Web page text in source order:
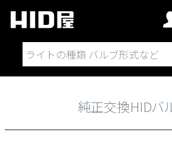
純正交換HIDバ